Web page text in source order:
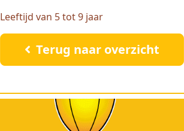
Leeftijd van 5 tot 9 jaar
Terug naar overzicht